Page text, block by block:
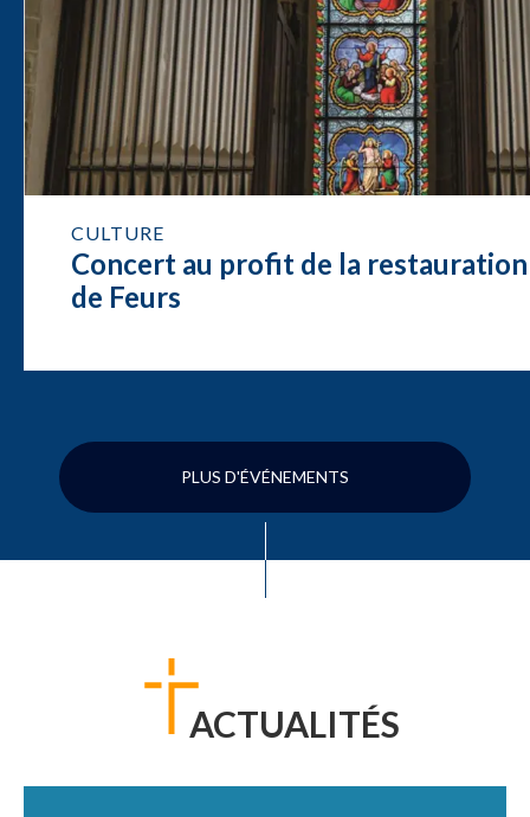
CULTURE
Concert au profit de la restauration
de Feurs
PLUS D'ÉVÉNEMENTS
ACTUALITÉS